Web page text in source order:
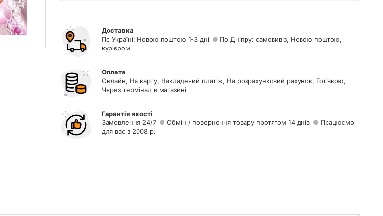
Доставка
По Україні: Новою поштою 1-3 дні
По Дніпру: самовивіз, Новою поштою,
кур'єром
Оплата
Онлайн, На карту, Накладений платіж, На розрахунковий рахунок, Готівкою,
Через термінал в магазині
Гарантія якості
Замовлення 24/7
Обмін / повернення товару протягом 14 днів
Працюємо
для вас з 2008 р.